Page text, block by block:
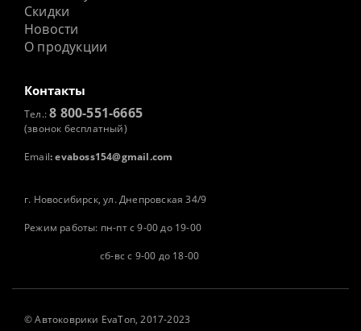
Скидки
Новости
О продукции
Контакты
Тел.:8 800-551-6665
(звонок бесплатный)
Email: evaboss154@gmail.com
г. Новосибирск, ул. Днепровская 34/9
Режим работы: пн-пт с 9-00 до 19-00
сб-вс с 9-00 до 18-00
©Автоковрики EvaTon, 2017-2023